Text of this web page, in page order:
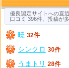
優良認定サイトへの直
口コミ 396件。投稿が
暁 32件
シンクロ 30件
うまトリ 28件